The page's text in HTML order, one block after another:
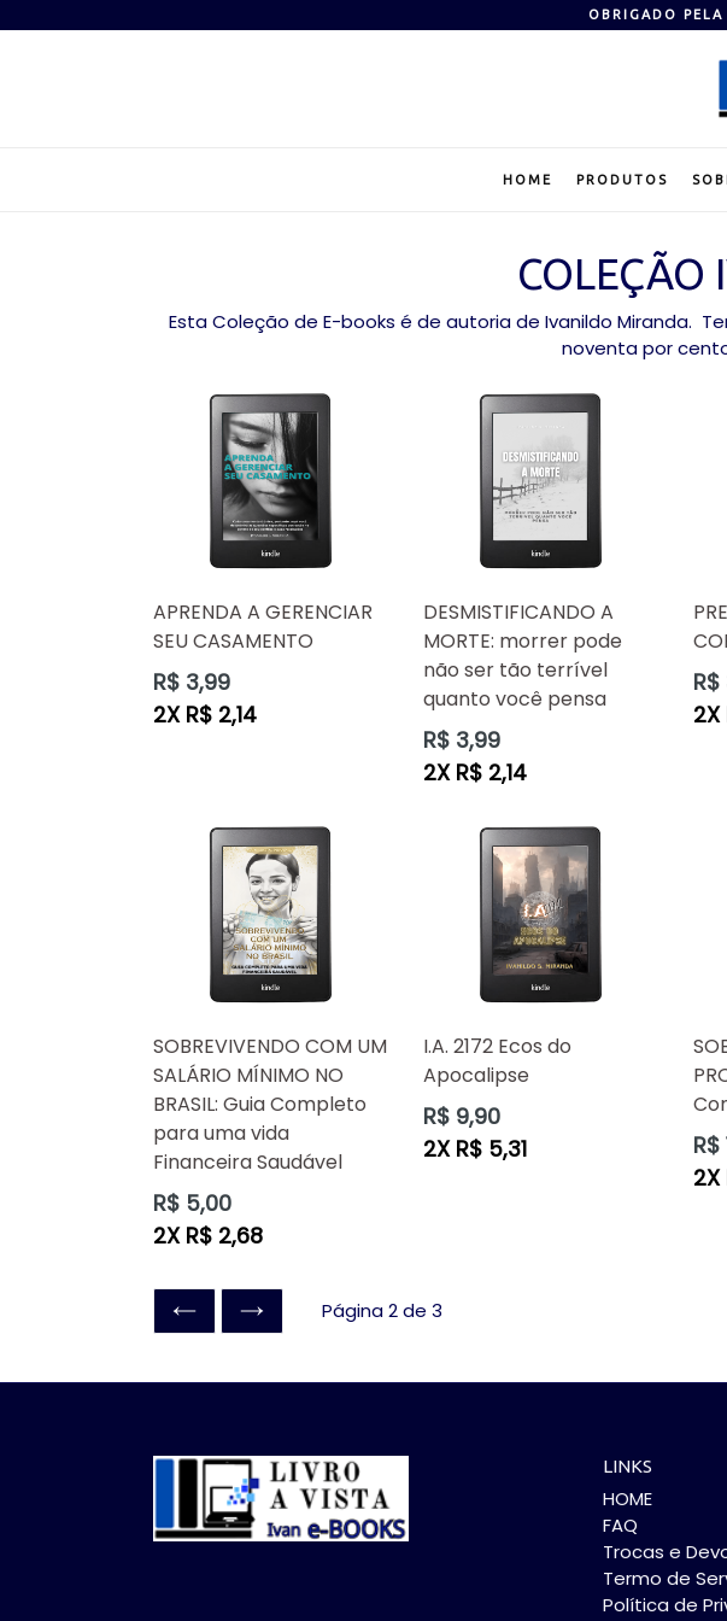
para
OBRIGADO PELA
HOME PRODUTOS
COLEÇÃO
Esta Coleção de E-books é de autoria de Ivanildo Miranda.
noventa por
APRENDA A GERENCIAR
SEU CASAMENTO
Preço
normal
R$ 3,99
2X R$ 2,14
DESMISTIFICANDO A
MORTE: morrer pode
não ser tão terrível
quanto você pensa
Preço
normal
R$ 3,99
2X R$ 2,14
2X
SOBREVIVENDO COM UM
SALÁRIO MÍNIMO NO
BRASIL: Guia Completo
para uma vida
Financeira Saudável
Preço
normal
R$ 5,00
2X R$ 2,68
I.A. 2172 Ecos do
Apocalipse
Preço
normal
R$ 9,90
2X R$ 5,31
R$
2X
ANTERIORSEGUINTE
Página 2 de 3
LINKS
HOME
FAQ
Trocas e
Termo de
Política de